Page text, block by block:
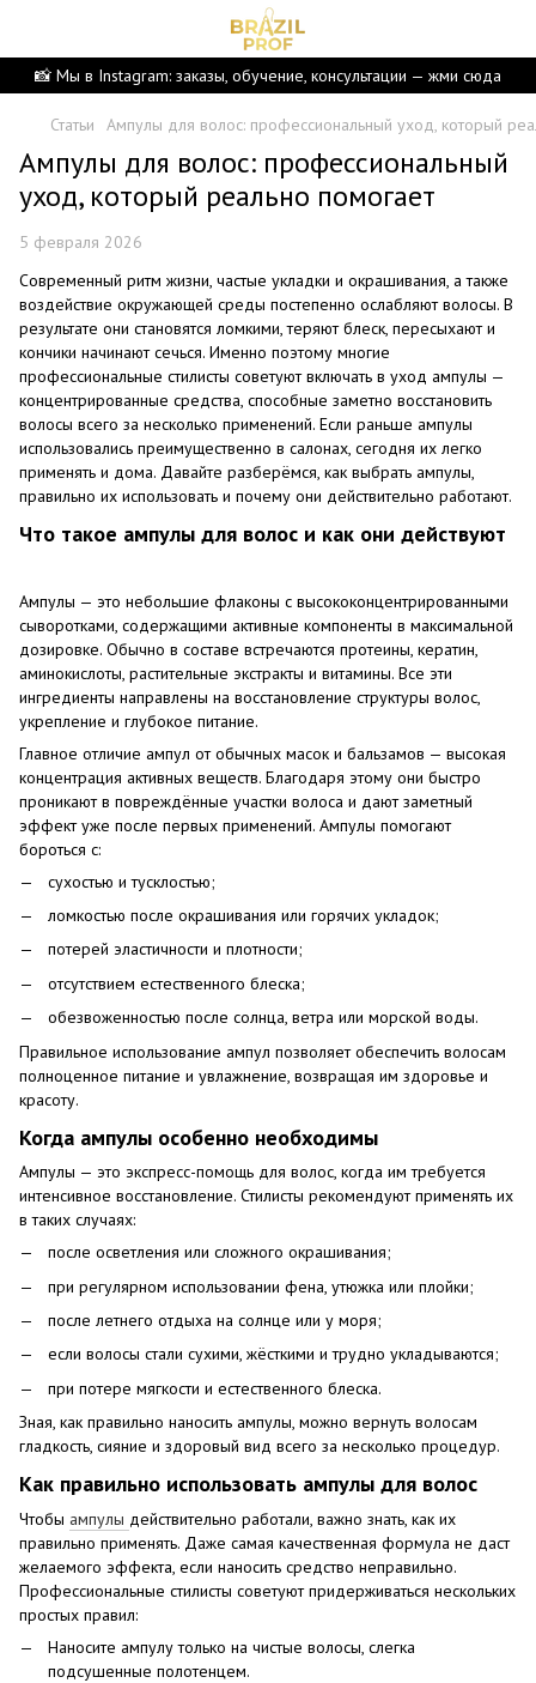
📸 Мы в Instagram: заказы, обучение, консультации — жми сюда
Статьи Ампулы для волос: профессиональный уход, который
Ампулы для волос: профессиональный
уход, который реально помогает
5 февраля 2026
Современный ритм жизни, частые укладки и окрашивания, а также
воздействие окружающей среды постепенно ослабляют волосы. В
результате они становятся ломкими, теряют блеск, пересыхают и
кончики начинают сечься. Именно поэтому многие
профессиональные стилисты советуют включать в уход ампулы —
концентрированные средства, способные заметно восстановить
волосы всего за несколько применений. Если раньше ампулы
использовались преимущественно в салонах, сегодня их легко
применять и дома. Давайте разберёмся, как выбрать ампулы,
правильно их использовать и почему они действительно работают.
Что такое ампулы для волос и как они действуют
Ампулы — это небольшие флаконы с высококонцентрированными
сыворотками, содержащими активные компоненты в максимальной
дозировке. Обычно в составе встречаются протеины, кератин,
аминокислоты, растительные экстракты и витамины. Все эти
ингредиенты направлены на восстановление структуры волос,
укрепление и глубокое питание.
Главное отличие ампул от обычных масок и бальзамов — высокая
концентрация активных веществ. Благодаря этому они быстро
проникают в повреждённые участки волоса и дают заметный
эффект уже после первых применений. Ампулы помогают
бороться с:
сухостью и тусклостью;
ломкостью после окрашивания или горячих укладок;
потерей эластичности и плотности;
отсутствием естественного блеска;
обезвоженностью после солнца, ветра или морской воды.
Правильное использование ампул позволяет обеспечить волосам
полноценное питание и увлажнение, возвращая им здоровье и
красоту.
Когда ампулы особенно необходимы
Ампулы — это экспресс-помощь для волос, когда им требуется
интенсивное восстановление. Стилисты рекомендуют применять их
в таких случаях:
после осветления или сложного окрашивания;
при регулярном использовании фена, утюжка или плойки;
после летнего отдыха на солнце или у моря;
если волосы стали сухими, жёсткими и трудно укладываются;
при потере мягкости и естественного блеска.
Зная, как правильно наносить ампулы, можно вернуть волосам
гладкость, сияние и здоровый вид всего за несколько процедур.
Как правильно использовать ампулы для волос
Чтобы ампулы действительно работали, важно знать, как их
правильно применять. Даже самая качественная формула не даст
желаемого эффекта, если наносить средство неправильно.
Профессиональные стилисты советуют придерживаться нескольких
простых правил:
Наносите ампулу только на чистые волосы, слегка
подсушенные полотенцем.